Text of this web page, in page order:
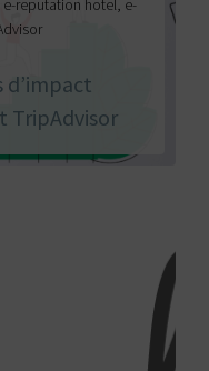
e-reputation hotel, e-
d’impact
TripAdvisor